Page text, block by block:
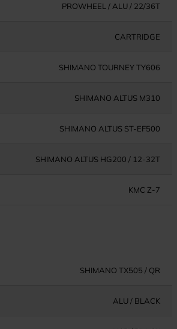
PROWHEEL / ALU / 22/36T
CARTRIDGE
SHIMANO TOURNEY TY606
SHIMANO ALTUS M310
SHIMANO ALTUS ST-EF500
SHIMANO ALTUS HG200 / 12-32T
KMC Z-7
SHIMANO TX505 / QR
ALU / BLACK